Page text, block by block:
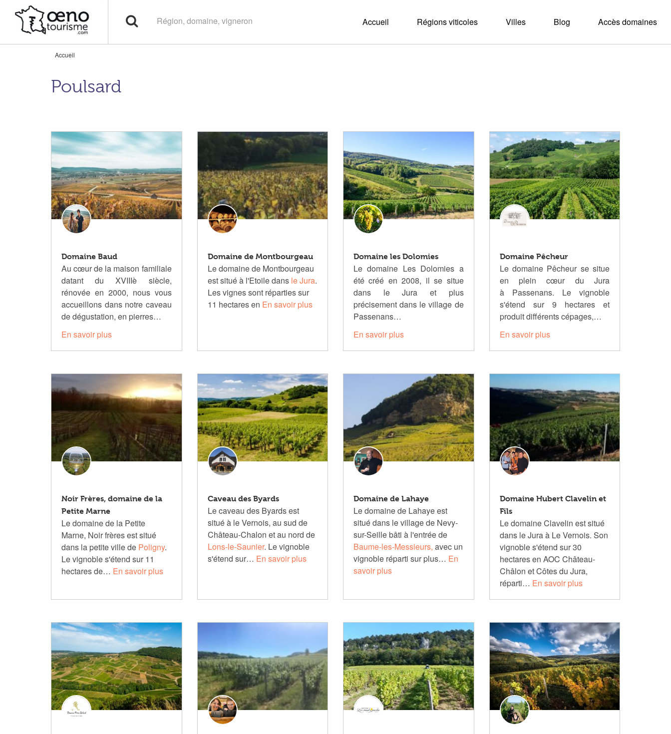
Accueil Régions viticoles Villes Blog Accès domaines
Accueil
Poulsard
Domaine Baud
Au cœur de la maison familiale
datant du XVIIIè siècle,
rénovée en 2000, nous vous
accueillons dans notre caveau
de dégustation, en pierres…
En savoir plus
Domaine de Montbourgeau
Le domaine de Montbourgeau
est situé à l'Etoile dans le Jura.
Les vignes sont réparties sur
11 hectares en En savoir plus
Domaine les Dolomies
Le domaine Les Dolomies a
été créé en 2008, il se situe
dans le Jura et plus
précisement dans le village de
Passenans…
En savoir plus
Domaine Pêcheur
Le domaine Pêcheur se situe
en plein cœur du Jura
à Passenans. Le vignoble
s'étend sur 9 hectares et
produit différents cépages,…
En savoir plus
Noir Frères, domaine de la
Petite Marne
Le domaine de la Petite
Marne, Noir frères est situé
dans la petite ville de Poligny.
Le vignoble s'étend sur 11
hectares de… En savoir plus
Caveau des Byards
Le caveau des Byards est
situé à le Vernois, au sud de
Château-Chalon et au nord de
Lons-le-Saunier. Le vignoble
s'étend sur… En savoir plus
Domaine de Lahaye
Le domaine de Lahaye est
situé dans le village de Nevy-
sur-Seille bâti à l'entrée de
Baume-les-Messieurs, avec un
vignoble réparti sur plus… En
savoir plus
Domaine Hubert Clavelin et
Fils
Le domaine Clavelin est situé
dans le Jura à Le Vernois. Son
vignoble s'étend sur 30
hectares en AOC Château-
Châlon et Côtes du Jura,
réparti… En savoir plus